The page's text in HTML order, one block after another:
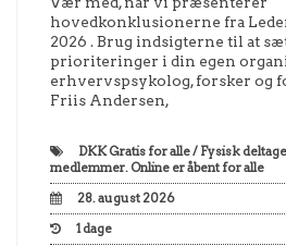
hovedkonklusionerne fra
2026 . Brug indsigterne til at
prioriteringer i din egen
erhvervspsykolog, forsker og
Friis Andersen,
DKKGratis for alle / Fysisk
medlemmer. Online er åbent for alle
28. august 2026
1dage